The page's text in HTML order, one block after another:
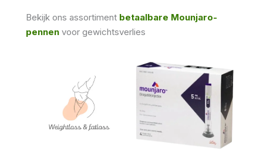
Bekijk ons ​​assortiment betaalbare Mounjaro-
pennen voor gewichtsverlies